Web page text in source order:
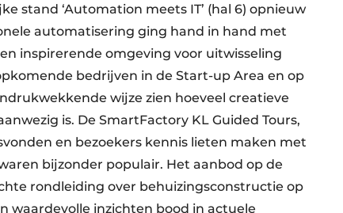
stand ‘Automation meets IT’ (hal 6) opnieuw
automatisering ging hand in hand met
inspirerende omgeving voor uitwisseling
bedrijven in de Start-up Area en op
wijze zien hoeveel creatieve
is. De SmartFactory KL Guided Tours,
en bezoekers kennis lieten maken met
bijzonder populair. Het aanbod op de
rondleiding over behuizingsconstructie op
waardevolle inzichten bood in actuele